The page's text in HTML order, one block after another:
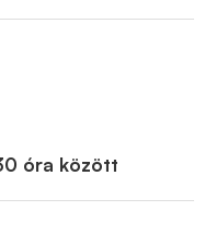
óra között